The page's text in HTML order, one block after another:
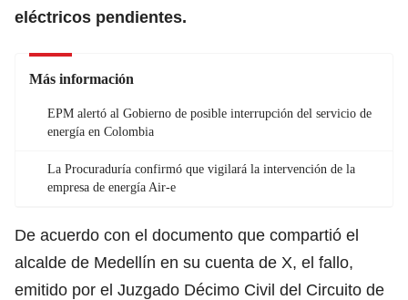
eléctricos pendientes.
Más información
EPM alertó al Gobierno de posible interrupción del servicio de
energía en Colombia
La Procuraduría confirmó que vigilará la intervención de la
empresa de energía Air-e
De acuerdo con el documento que compartió el
alcalde de Medellín en su cuenta de X, el fallo,
emitido por el Juzgado Décimo Civil del Circuito de